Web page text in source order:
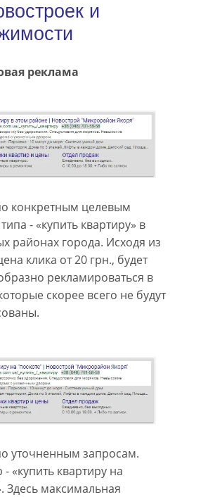
и
реклама
конкретным целевым
- «купить квартиру» в
районах города. Исходя из
клика от 20 грн., будет
рекламироваться в
скорее всего не будут
уточненным запросам.
«купить квартиру на
Здесь максимальная